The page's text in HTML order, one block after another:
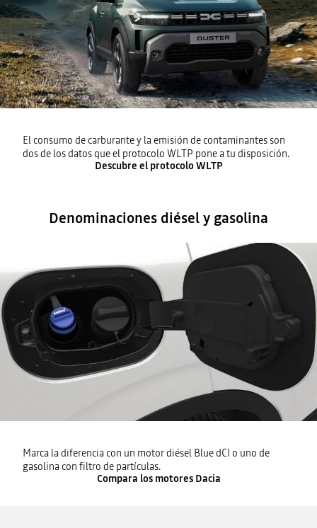
El consumo de carburante y la emisión de contaminantes son
dos de los datos que el protocolo WLTP pone a tu disposición.
Descubre el protocolo WLTP
Denominaciones diésel y gasolina
Marca la diferencia con un motor diésel Blue dCI o uno de
gasolina con filtro de partículas.
Compara los motores Dacia